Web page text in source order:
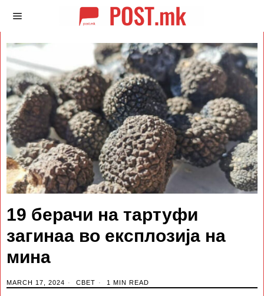
19 берачи на тартуфи
загинаа во експлозија на
мина
MARCH 17, 2024 СВЕТ 1 MIN READ